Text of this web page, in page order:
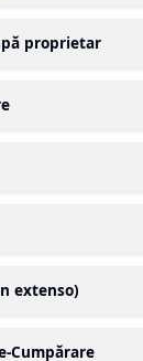
proprietar
extenso)
Cumpărare